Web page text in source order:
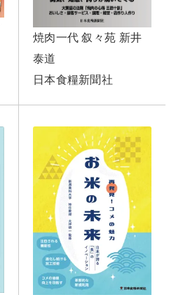
焼肉一代 叙々苑 新井
泰道
日本食糧新聞社